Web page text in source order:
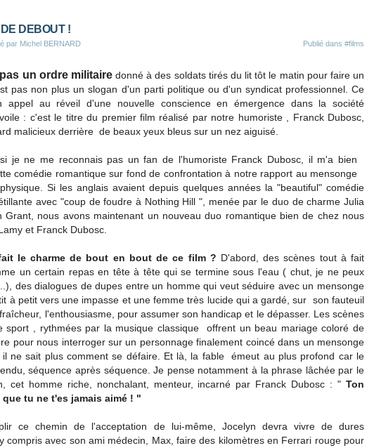
DEBOUT !
par Michel BERNARD Publié dans #films
un ordre militairedonné à des soldats tirés du lit tôt le matin pour faire un
pas non plus un slogan d'un parti politique ou d'un syndicat professionnel. Ce
appel au réveil d'une nouvelle conscience en émergence dans la société
: c'est le titre du premier film réalisé par notre humoriste , Franck Dubosc,
malicieux derrière de beaux yeux bleus sur un nez aiguisé.
je ne me reconnais pas un fan de l'humoriste Franck Dubosc, il m'a bien
comédie romantique sur fond de confrontation à notre rapport au mensonge
Si les anglais avaient depuis quelques années la "beautiful" comédie
avec "coup de foudre à Nothing Hill ", menée par le duo de charme Julia
Grant, nous avons maintenant un nouveau duo romantique bien de chez nous
et Franck Dubosc.
le charme de bout en bout de ce film ? D'abord, des scènes tout à fait
un certain repas en tête à tête qui se termine sous l'eau ( chut, je ne peux
des dialogues de dupes entre un homme qui veut séduire avec un mensonge
à petit vers une impasse et une femme très lucide qui a gardé, sur son fauteuil
l'enthousiasme, pour assumer son handicap et le dépasser. Les scènes
sport , rythmées par la musique classique offrent un beau mariage coloré de
pour nous interroger sur un personnage finalement coincé dans un mensonge
il ne sait plus comment se défaire. Et là, la fable émeut au plus profond car le
séquence après séquence. Je pense notamment à la phrase lâchée par le
cet homme riche, nonchalant, menteur, incarné par Franck Dubosc : " Ton
tu ne t'es jamais aimé ! "
ce chemin de l'acceptation de lui-même, Jocelyn devra vivre de dures
compris avec son ami médecin, Max, faire des kilomètres en Ferrari rouge pour